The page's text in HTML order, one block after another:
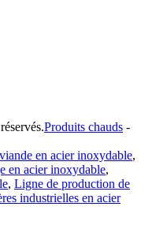
Produits chauds -
en acier inoxydable,
en acier inoxydable,
, Ligne de production de
industrielles en acier